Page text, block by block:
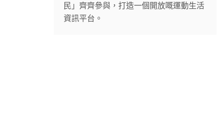
民」齊齊參與，打造一個開放嘅運動生活
資訊平台。